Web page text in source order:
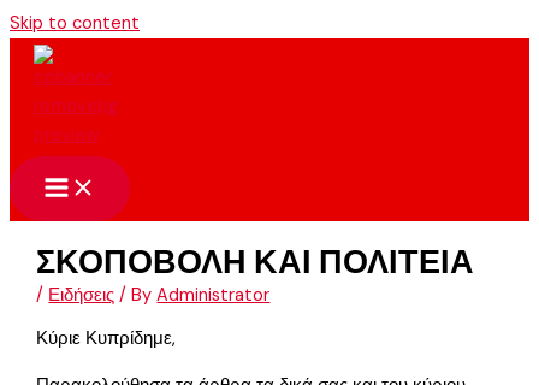
Skip to content
ΣΚΟΠΟΒΟΛΗ ΚΑΙ ΠΟΛΙΤΕΙΑ
/ Ειδήσεις / ByAdministrator
Κύριε Κυπρίδημε,